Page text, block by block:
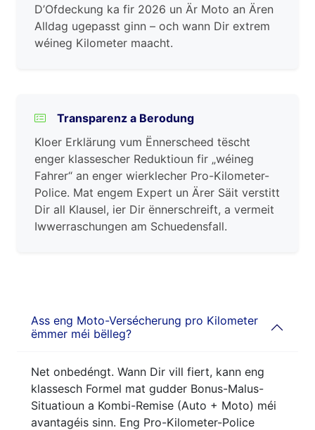
D’Ofdeckung ka fir 2026 un Är Moto an Ären
Alldag ugepasst ginn – och wann Dir extrem
wéineg Kilometer maacht.
Transparenz a Berodung
Kloer Erklärung vum Ënnerscheed tëscht
enger klassescher Reduktioun fir „wéineg
Fahrer“ an enger wierklecher Pro-Kilometer-
Police. Mat engem Expert un Ärer Säit verstitt
Dir all Klausel, ier Dir ënnerschreift, a vermeit
Iwwerraschungen am Schuedensfall.
Ass eng Moto-Versécherung pro Kilometer
ëmmer méi bëlleg?
Net onbedéngt. Wann Dir vill fiert, kann eng
klassesch Formel mat gudder Bonus-Malus-
Situatioun a Kombi-Remise (Auto + Moto) méi
avantagéis sinn. Eng Pro-Kilometer-Police